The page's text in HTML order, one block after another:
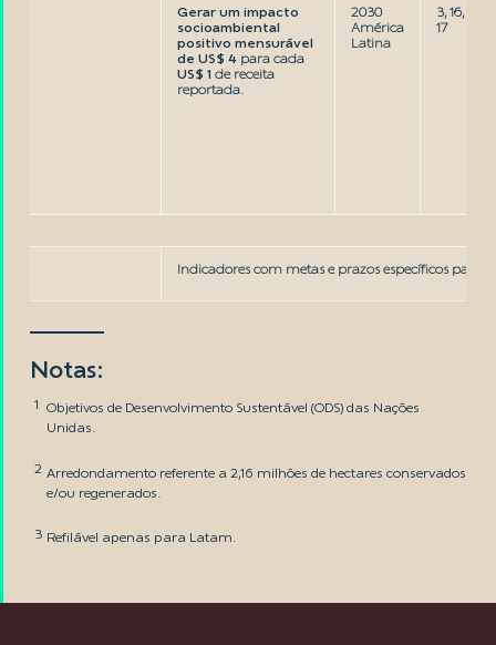
Gerar um impacto
socioambiental
positivo mensurável
de US$ 4para cada
US$ 1 de receita
reportada.
2030
América
Latina
3, 16,
17
Indicadores com metas e prazos específicos para
Notas:
1
Objetivos de Desenvolvimento Sustentável (ODS) das Nações
Unidas.
2 Arredondamento referente a 2,16 milhões de hectares conservados
e/ou regenerados.
3 Refilável apenas para Latam.